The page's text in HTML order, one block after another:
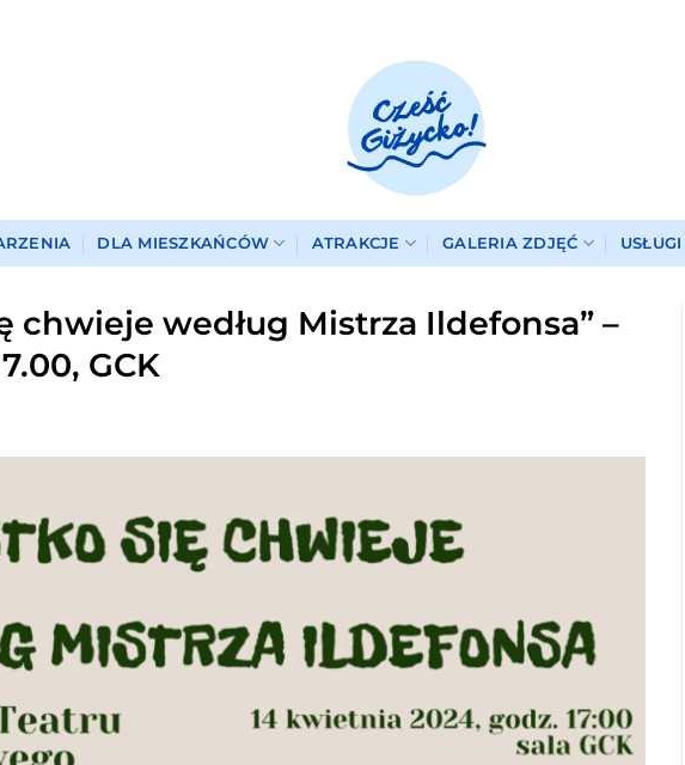
DLA MIESZKAŃCÓW ATRAKCJE GALERIA ZDJĘĆ
chwieje według Mistrza Ildefonsa” –
GCK